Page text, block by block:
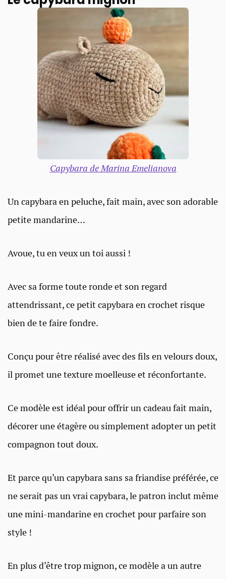
Capybara de Marina Emelianova
Un capybara en peluche, fait main, avec son adorable
petite mandarine…
Avoue, tu en veux un toi aussi !
Avec sa forme toute ronde et son regard
attendrissant, ce petit capybara en crochet risque
bien de te faire fondre.
Conçu pour être réalisé avec des fils en velours doux,
il promet une texture moelleuse et réconfortante.
Ce modèle est idéal pour offrir un cadeau fait main,
décorer une étagère ou simplement adopter un petit
compagnon tout doux.
Et parce qu’un capybara sans sa friandise préférée, ce
ne serait pas un vrai capybara, le patron inclut même
une mini-mandarine en crochet pour parfaire son
style !
En plus d’être trop mignon, ce modèle a un autre